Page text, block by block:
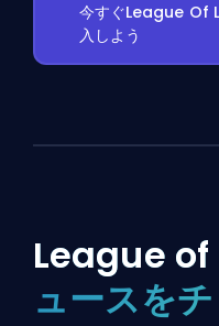
今すぐLeague Of
入しよう
League
ュースを